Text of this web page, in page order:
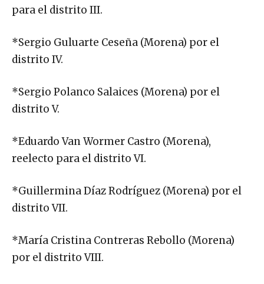
para el distrito III.
*Sergio Guluarte Ceseña (Morena) por el
distrito IV.
*Sergio Polanco Salaices (Morena) por el
distrito V.
*Eduardo Van Wormer Castro (Morena),
reelecto para el distrito VI.
*Guillermina Díaz Rodríguez (Morena) por el
distrito VII.
*María Cristina Contreras Rebollo (Morena)
por el distrito VIII.